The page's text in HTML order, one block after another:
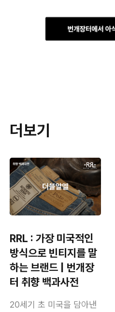
더보기
RRL : 가장 미국적인
방식으로 빈티지를 말
하는 브랜드 | 번개장
터 취향 백과사전
20세기 초 미국을 담아낸